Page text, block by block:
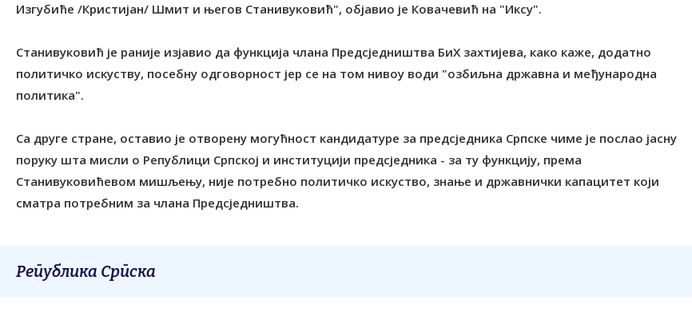
Изгубиће /Кристијан/ Шмит и његов Станивуковић", објавио је Ковачевић на "Иксу".
Станивуковић је раније изјавио да функција члана Предсједништва БиХ захтијева, како каже, додатно
политичко искуству, посебну одговорност јер се на том нивоу води "озбиљна државна и међународна
политика".
Са друге стране, оставио је отворену могућност кандидатуре за предсједника Српске чиме је послао јасну
поруку шта мисли о Републици Српској и институцији предсједника - за ту функцију, према
Станивуковићевом мишљењу, није потребно политичко искуство, знање и државнички капацитет који
сматра потребним за члана Предсједништва.
Република Српска